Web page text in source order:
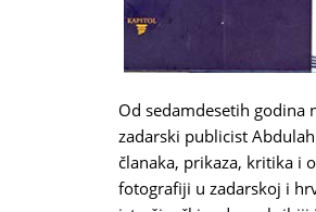
Od sedamdesetih godina
zadarski publicist
članaka, prikaza, kritika i
fotografiji u zadarskoj i